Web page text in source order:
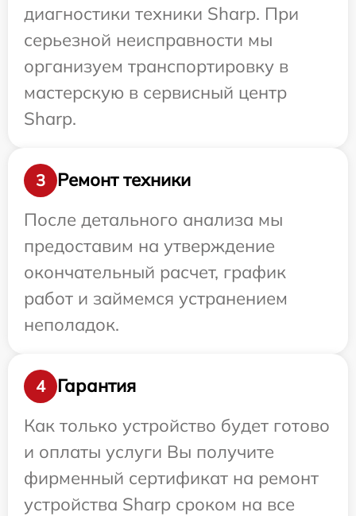
диагностики техники Sharp. При
серьезной неисправности мы
организуем транспортировку в
мастерскую в сервисный центр
Sharp.
3
Ремонт техники
После детального анализа мы
предоставим на утверждение
окончательный расчет, график
работ и займемся устранением
неполадок.
4
Гарантия
Как только устройство будет готово
и оплаты услуги Вы получите
фирменный сертификат на ремонт
устройства Sharp сроком на все